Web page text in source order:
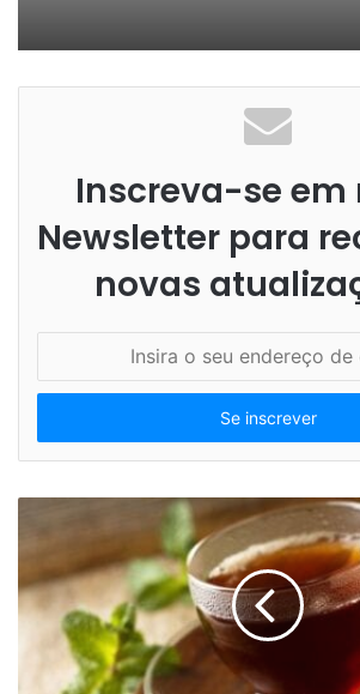
Inscreva-se em
Newsletter para
novas
s
r
o
u
e
n
e